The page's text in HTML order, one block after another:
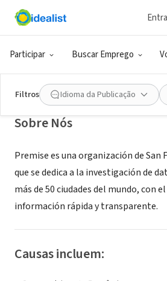
Participar Buscar Emprego
Filtros Idioma da Publicação
CONSULTORIA (PRESTADOR DE
Premise Argentina
Sobre Nós
Premise es una organización de San
que se dedica a la investigación de
más de 50 ciudades del mundo, con
información rápida y transparente.
Causas incluem: